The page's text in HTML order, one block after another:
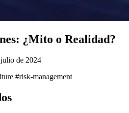
¿Mito o Realidad?
de 2024
#risk-management